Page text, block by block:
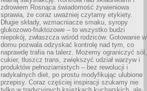
zdrowiem Rosnąca świadomość żywieniowa
sprawia, że coraz uważniej czytamy etykiety.
Długie składy, wzmacniacze smaku, syropy
glukozowo-fruktozowe – to wszystko budzi
niepokój, zwłaszcza wśród rodziców. Gotowanie w
domu pozwala odzyskać kontrolę nad tym, co
naprawdę trafia na talerz. Możemy ograniczyć sól,
cukier, tłuszcz trans, zwiększyć udział warzyw i
produktów pełnoziarnistych – bez rewolucji i
radykalnych diet, po prostu modyfikując ulubione
przepisy. Coraz częściej inspiracji szukamy nie